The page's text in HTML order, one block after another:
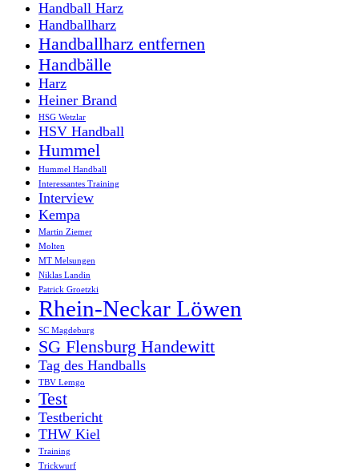
Handball Harz
Handballharz
Handballharz entfernen
Handbälle
Harz
Heiner Brand
HSG Wetzlar
HSV Handball
Hummel
Hummel Handball
Interessantes Training
Interview
Kempa
Martin Ziemer
Molten
MT Melsungen
Niklas Landin
Patrick Groetzki
Rhein-Neckar Löwen
SC Magdeburg
SG Flensburg Handewitt
Tag des Handballs
TBV Lemgo
Test
Testbericht
THW Kiel
Training
Trickwurf